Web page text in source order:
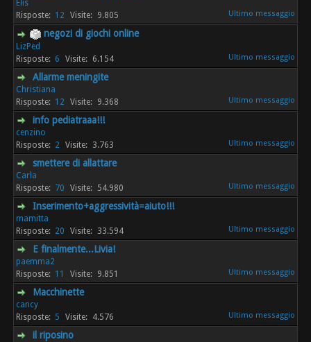
Elis
12
9.805
negozi di giochi online
LizPed
6
6.154
Allarme meningite
Christiana
12
9.368
info pediatraaa!!!
cenzino
2
3.763
smettere di allattare
Carla
70
54.980
Inserimento+aggressività=aiuto!!!
mamitta
20
33.594
E finalmente...Livia!
paemma2
11
9.851
Macchinette
cancy
5
4.576
il riposino